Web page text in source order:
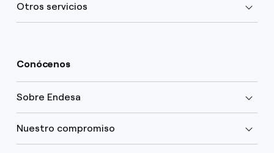
Otros servicios
Conócenos
Sobre Endesa
Nuestro compromiso